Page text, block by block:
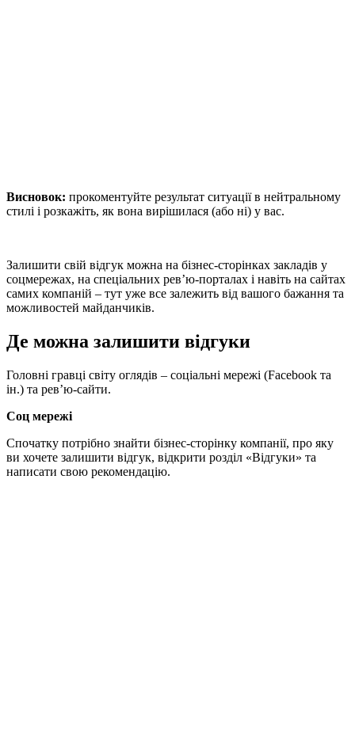
Висновок: прокоментуйте результат ситуації в нейтральному
стилі і розкажіть, як вона вирішилася (або ні) у вас.
Залишити свій відгук можна на бізнес-сторінках закладів у
соцмережах, на спеціальних рев’ю-порталах і навіть на сайтах
самих компаній – тут уже все залежить від вашого бажання та
можливостей майданчиків.
Де можна залишити відгуки
Головні гравці світу оглядів – соціальні мережі (Facebook та
ін.) та рев’ю-сайти.
Соц мережі
Спочатку потрібно знайти бізнес-сторінку компанії, про яку
ви хочете залишити відгук, відкрити розділ «Відгуки» та
написати свою рекомендацію.